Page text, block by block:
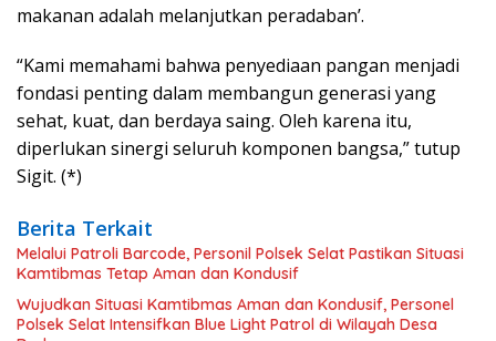
makanan adalah melanjutkan peradaban’.
“Kami memahami bahwa penyediaan pangan menjadi
fondasi penting dalam membangun generasi yang
sehat, kuat, dan berdaya saing. Oleh karena itu,
diperlukan sinergi seluruh komponen bangsa,” tutup
Sigit. (*)
Berita Terkait
Melalui Patroli Barcode, Personil Polsek Selat Pastikan Situasi
Kamtibmas Tetap Aman dan Kondusif
Wujudkan Situasi Kamtibmas Aman dan Kondusif, Personel
Polsek Selat Intensifkan Blue Light Patrol di Wilayah Desa